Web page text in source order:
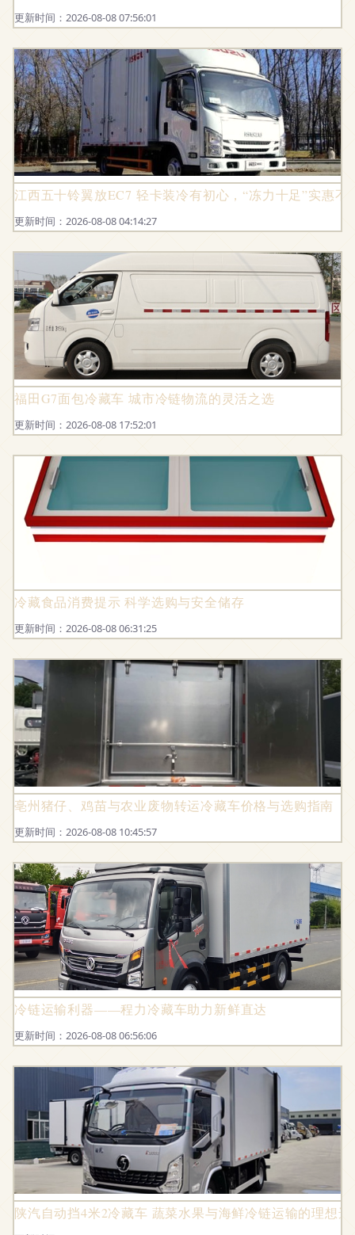
更新时间：2026-08-08 07:56:01
江西五十铃翼放EC7 轻卡装冷有初心，“冻力十足”实惠不
更新时间：2026-08-08 04:14:27
福田G7面包冷藏车 城市冷链物流的灵活之选
更新时间：2026-08-08 17:52:01
冷藏食品消费提示 科学选购与安全储存
更新时间：2026-08-08 06:31:25
亳州猪仔、鸡苗与农业废物转运冷藏车价格与选购指南
更新时间：2026-08-08 10:45:57
冷链运输利器——程力冷藏车助力新鲜直达
更新时间：2026-08-08 06:56:06
陕汽自动挡4米2冷藏车 蔬菜水果与海鲜冷链运输的理想选